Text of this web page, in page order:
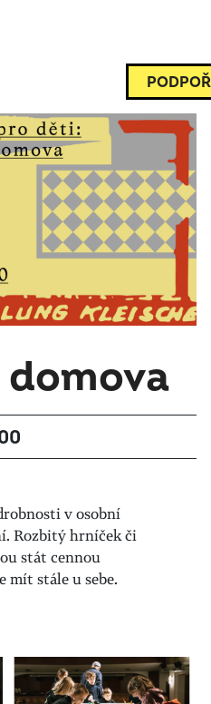
v osobní
Rozbitý hrníček či
stát cennou
mít stále u sebe.